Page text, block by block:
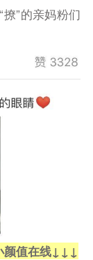
”的亲妈粉们
颜值在线↓↓↓